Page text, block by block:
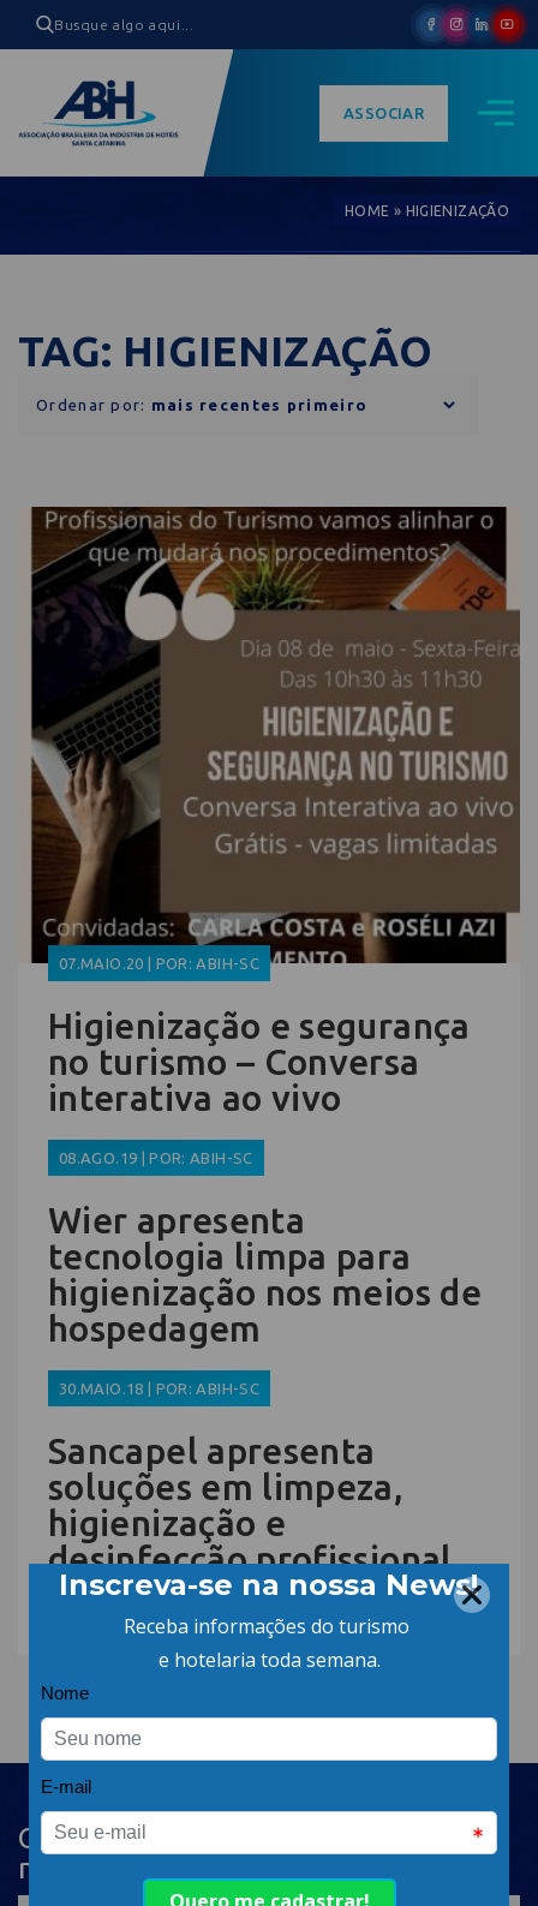
ASSOCIAR
HOME » HIGIENIZAÇÃO
TAG: HIGIENIZAÇÃO
Ordenar por:
07.MAIO.20 | POR: ABIH-SC
Higienização e segurança
no turismo – Conversa
interativa ao vivo
08.AGO.19 | POR: ABIH-SC
Wier apresenta
tecnologia limpa para
higienização nos meios de
hospedagem
30.MAIO.18 | POR: ABIH-SC
Sancapel apresenta
soluções em limpeza,
higienização e
desinfecção profissional
na Exprotel
Cadastre-se na newsletter e receba
nosso conteúdo em seu e-mail